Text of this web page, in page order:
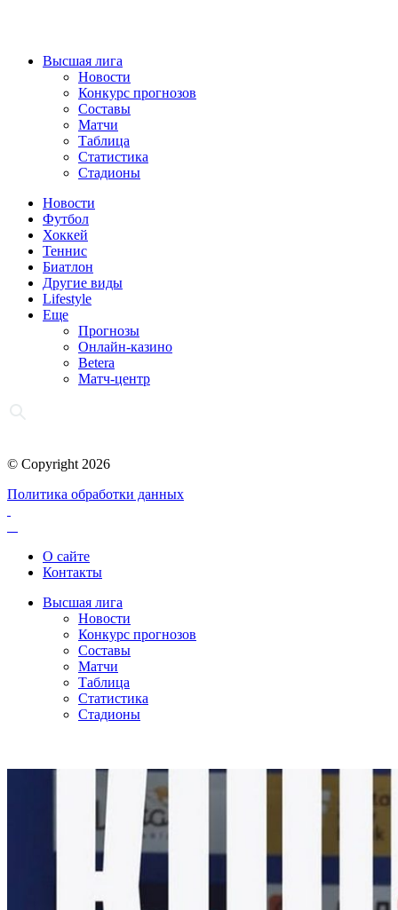
Высшая лига
Новости
Конкурс прогнозов
Составы
Матчи
Таблица
Статистика
Стадионы
Новости
Футбол
Хоккей
Теннис
Биатлон
Другие виды
Lifestyle
Еще
Прогнозы
Онлайн-казино
Betera
Матч-центр
© Copyright 2026
Политика обработки данных
О сайте
Контакты
Высшая лига
Новости
Конкурс прогнозов
Составы
Матчи
Таблица
Статистика
Стадионы